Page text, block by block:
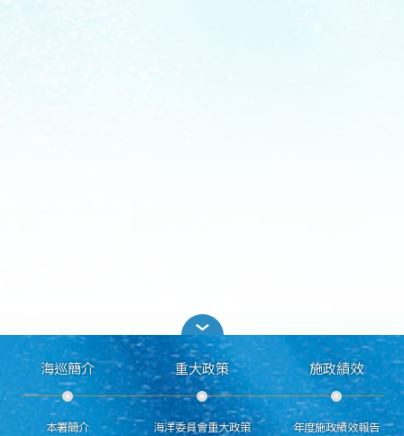
海巡簡介
本署簡介
重大政策
海洋委員會重大政策
施政績效
年度施政績效報告